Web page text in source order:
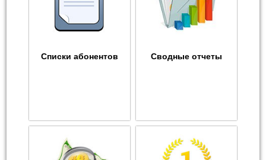
Списки абонентов Сводные отчеты